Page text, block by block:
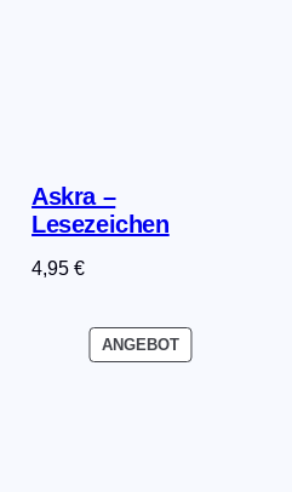
Askra –
Lesezeichen
4,95€
ANGEBOTPRODUKT
IM